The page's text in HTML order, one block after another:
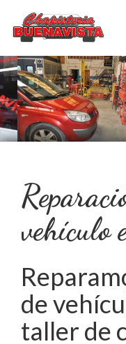
prev
vehículo
de
taller de